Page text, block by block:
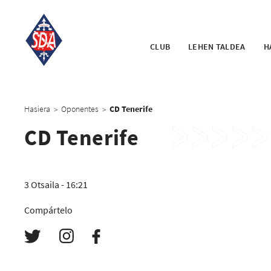
CLUB LEHEN TALDEA
Hasiera > Oponentes > CD Tenerife
CD Tenerife
3 Otsaila - 16:21
Compártelo